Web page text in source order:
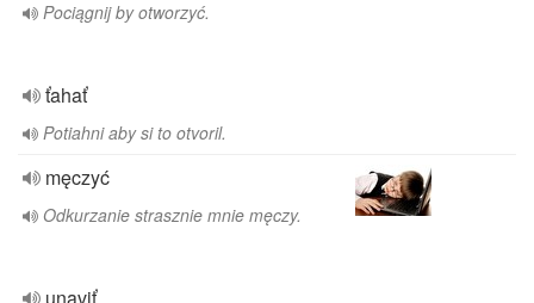
Pociągnij by otworzyć.
ťahať
Potiahni aby si to otvoril.
męczyć
Odkurzanie strasznie mnie męczy.